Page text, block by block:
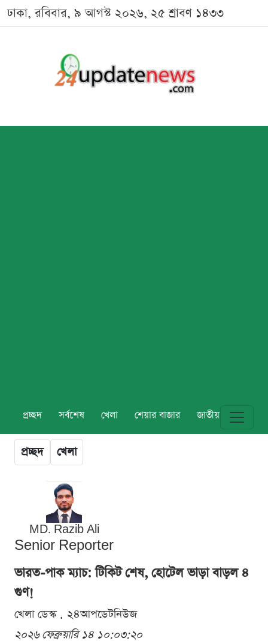
ঢাকা, রবিবার, ৯ আগস্ট ২০২৬, ২৫ শ্রাবণ ১৪৩৩
প্রচ্ছদ সর্বশেষ খেলা শেয়ার বাজার জাতীয় বিশ্ব
প্রচ্ছদ খেলা
MD. Razib Ali
Senior Reporter
ভারত-পাক ম্যাচ: টিকিট শেষ, হোটেল ভাড়া বাড়ল ৪
গুণ!
খেলা ডেস্ক . ২৪আপডেটনিউজ
২০২৬ ফেব্রুয়ারি ১৪ ১০:০৩:২০